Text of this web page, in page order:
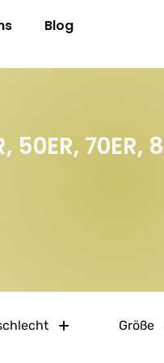
Blog
50ER, 70ER,
Größe